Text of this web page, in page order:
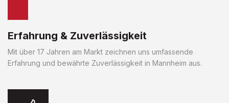
Erfahrung & Zuverlässigkeit
Mit über 17 Jahren am Markt zeichnen uns umfassende
Erfahrung und bewährte Zuverlässigkeit in Mannheim aus.